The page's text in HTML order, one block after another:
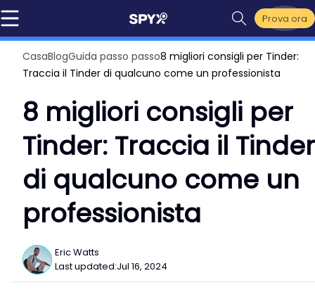
Prova ora
CasaBlogGuida passo passo8 migliori consigli per Tinder:
Traccia il Tinder di qualcuno come un professionista
8 migliori consigli per
Tinder: Traccia il Tinder
di qualcuno come un
professionista
Eric Watts
Last updated:Jul 16, 2024